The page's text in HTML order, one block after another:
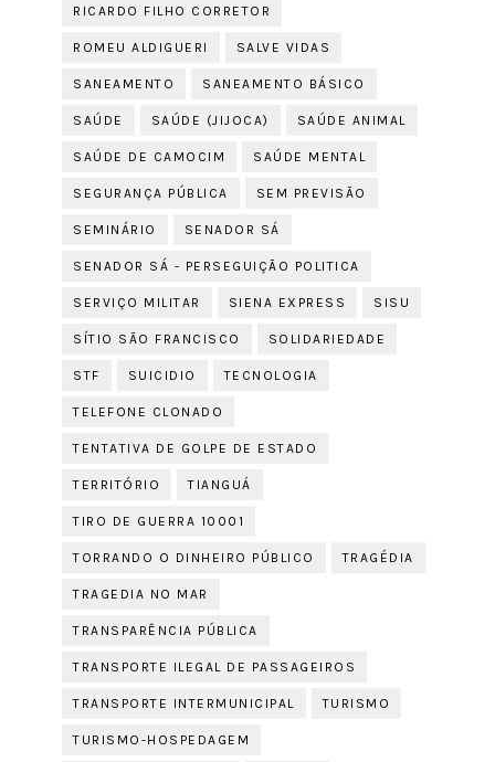
RICARDO FILHO CORRETOR
ROMEU ALDIGUERI SALVE VIDAS
SANEAMENTO SANEAMENTO BÁSICO
SAÚDE SAÚDE (JIJOCA) SAÚDE ANIMAL
SAÚDE DE CAMOCIM SAÚDE MENTAL
SEGURANÇA PÚBLICA SEM PREVISÃO
SEMINÁRIO SENADOR SÁ
SENADOR SÁ - PERSEGUIÇÃO POLITICA
SERVIÇO MILITAR SIENA EXPRESS SISU
SÍTIO SÃO FRANCISCO SOLIDARIEDADE
STF SUICIDIO TECNOLOGIA
TELEFONE CLONADO
TENTATIVA DE GOLPE DE ESTADO
TERRITÓRIO TIANGUÁ
TIRO DE GUERRA 10001
TORRANDO O DINHEIRO PÚBLICO TRAGÉDIA
TRAGEDIA NO MAR
TRANSPARÊNCIA PÚBLICA
TRANSPORTE ILEGAL DE PASSAGEIROS
TRANSPORTE INTERMUNICIPAL TURISMO
TURISMO-HOSPEDAGEM